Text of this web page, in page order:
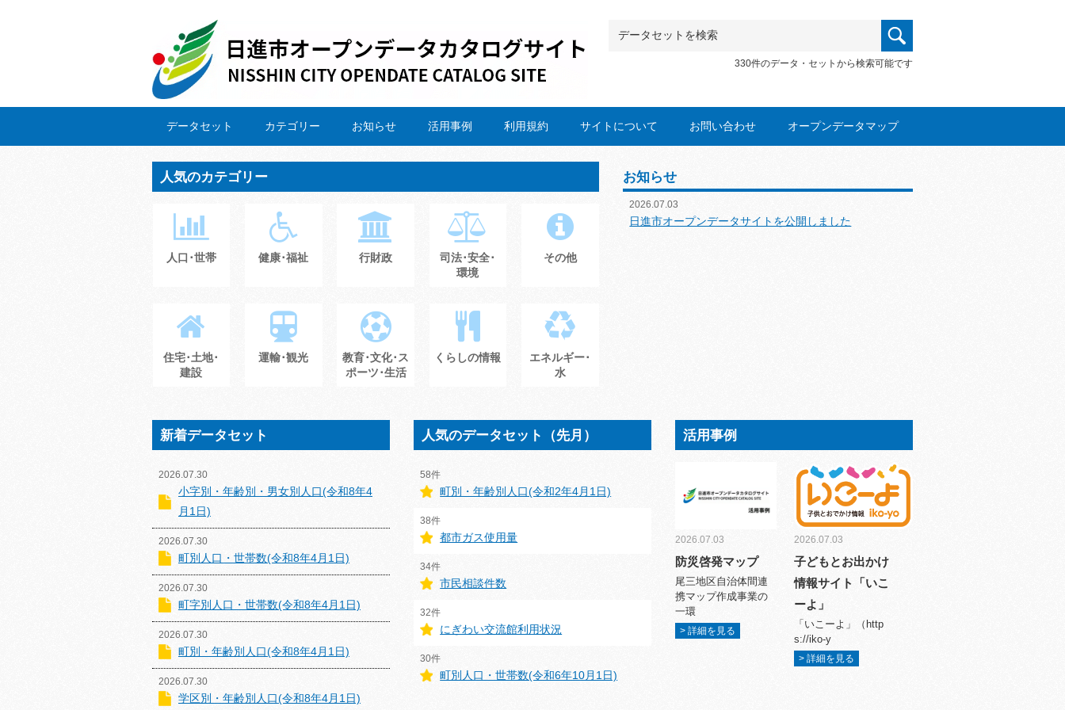
330件のデータ・セットから検索可能です
データセット カテゴリー お知らせ 活用事例 利用規約 サイトについて お問い合わせ オープンデータマップ
人気のカテゴリー
人口･世帯 健康･福祉 行財政
司法･安全･
環境
その他
住宅･土地･
建設
運輸･観光
教育･文化･ス
ポーツ･生活
くらしの情報
エネルギー･
水
お知らせ
2026.07.03
日進市オープンデータサイトを公開しました
新着データセット
2026.07.30
小字別・年齢別・男女別人口(令和8年4
月1日)
2026.07.30
町別人口・世帯数(令和8年4月1日)
2026.07.30
町字別人口・世帯数(令和8年4月1日)
2026.07.30
町別・年齢別人口(令和8年4月1日)
2026.07.30
学区別・年齢別人口(令和8年4月1日)
人気のデータセット（先月）
58件
町別・年齢別人口(令和2年4月1日)
38件
都市ガス使用量
34件
市民相談件数
32件
にぎわい交流館利用状況
30件
町別人口・世帯数(令和6年10月1日)
活用事例
2026.07.03
防災啓発マップ
尾三地区自治体間連
携マップ作成事業の
一環
> 詳細を見る
2026.07.03
子どもとお出かけ
情報サイト「いこ
ーよ」
「いこーよ」（http
s://iko-y
> 詳細を見る